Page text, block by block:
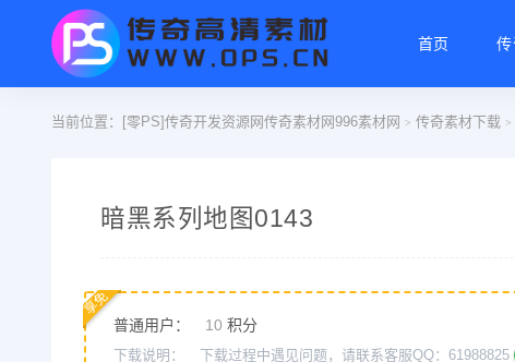
首页
当前位置： [零PS]传奇开发资源网传奇素材网996素材网 > 传奇素材下载 >
暗黑系列地图0143
普通用户： 10 积分
享免
下载说明： 下载过程中遇见问题，请联系客服QQ：61988825